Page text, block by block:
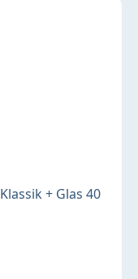
+ Glas 40